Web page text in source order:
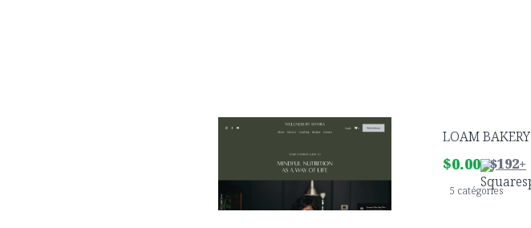
Wellness by Myhra
$192+
7 catégories
LOAM BAKERY
$0.00 $192+
5 catégories